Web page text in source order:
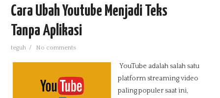
Cara Ubah Youtube Menjadi Teks
Tanpa Aplikasi
teguh / No comments
YouTube adalah salah satu
platform streaming video
paling populer saat ini,